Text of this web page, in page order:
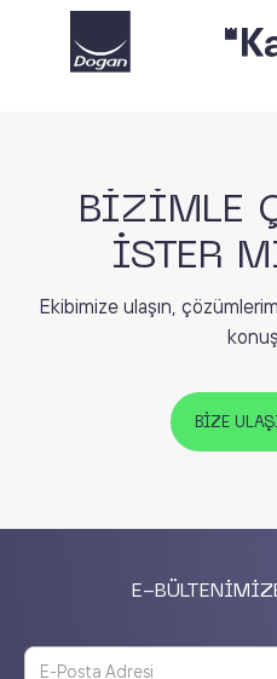
BİZİMLE
İSTER
Ekibimize ulaşın,
BİZE
E-